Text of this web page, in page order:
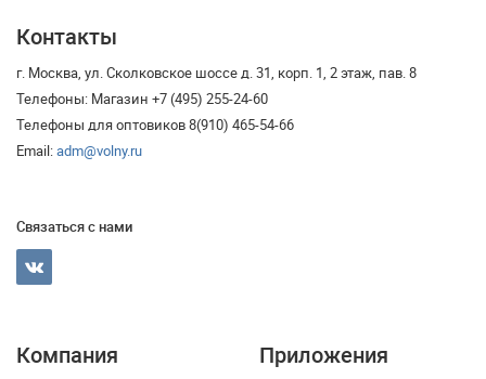
Контакты
г. Москва, ул. Сколковское шоссе д. 31, корп. 1, 2 этаж, пав. 8
Телефоны: Магазин +7 (495) 255-24-60
Телефоны для оптовиков 8(910) 465-54-66
Email:adm@volny.ru
Связаться с нами
Компания Приложения